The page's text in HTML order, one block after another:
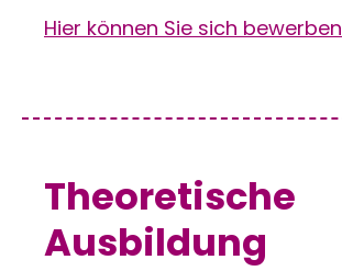
Hier können Sie sich bewerben
Theoretische
Ausbildung